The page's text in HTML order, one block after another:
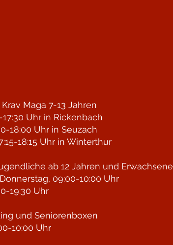
Maga 7-13 Jahren
Uhr in Rickenbach
18:00 Uhr in Seuzach
18:15 Uhr in Winterthur
ab 12 Jahren und Erwachsene
09:00-10:00 Uhr
19:30 Uhr
und Seniorenboxen
10:00 Uhr